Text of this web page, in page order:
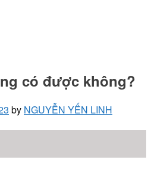
có được không?
by NGUYỄN YẾN LINH